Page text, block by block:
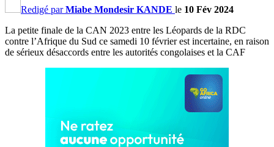
Redigé parMiabe Mondesir KANDE le 10 Fév 2024
La petite finale de la CAN 2023 entre les Léopards de la RDC
contre l’Afrique du Sud ce samedi 10 février est incertaine, en raison
de sérieux désaccords entre les autorités congolaises et la CAF